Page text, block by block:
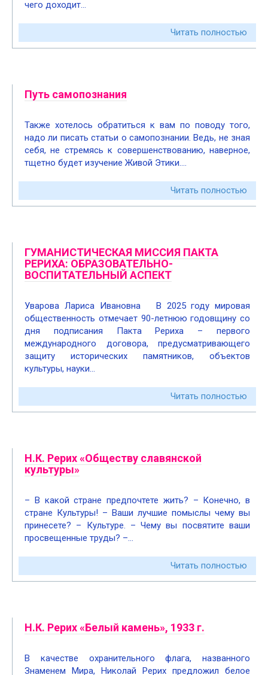
чего доходит…
Читать полностью
Путь самопознания
Также хотелось обратиться к вам по поводу того,
надо ли писать статьи о самопознании. Ведь, не зная
себя, не стремясь к совершенствованию, наверное,
тщетно будет изучение Живой Этики….
Читать полностью
ГУМАНИСТИЧЕСКАЯ МИССИЯ ПАКТА
РЕРИХА: ОБРАЗОВАТЕЛЬНО-
ВОСПИТАТЕЛЬНЫЙ АСПЕКТ
Уварова Лариса Ивановна В 2025 году мировая
общественность отмечает 90-летнюю годовщину со
дня подписания Пакта Рериха – первого
международного договора, предусматривающего
защиту исторических памятников, объектов
культуры, науки…
Читать полностью
Н.К. Рерих «Обществу славянской
культуры»
– В какой стране предпочтете жить? – Конечно, в
стране Культуры! – Ваши лучшие помыслы чему вы
принесете? – Культуре. – Чему вы посвятите ваши
просвещенные труды? –…
Читать полностью
Н.К. Рерих «Белый камень», 1933 г.
В качестве охранительного флага, названного
Знаменем Мира, Николай Рерих предложил белое